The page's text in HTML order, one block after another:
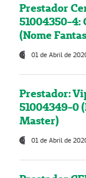
Prestador
51004350-4:
(Nome
01 de Abril de
Prestador:
51004349-0
Master)
01 de Abril de